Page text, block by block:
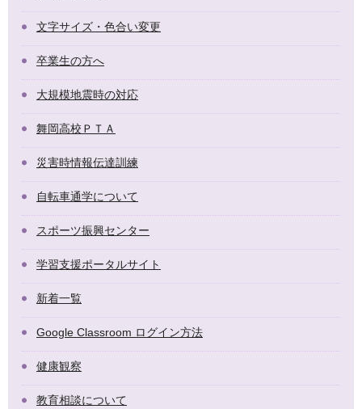
文字サイズ・色合い変更
卒業生の方へ
大規模地震時の対応
舞岡高校ＰＴＡ
災害時情報伝達訓練
自転車通学について
スポーツ振興センター
学習支援ポータルサイト
新着一覧
Google Classroom ログイン方法
健康観察
教育相談について